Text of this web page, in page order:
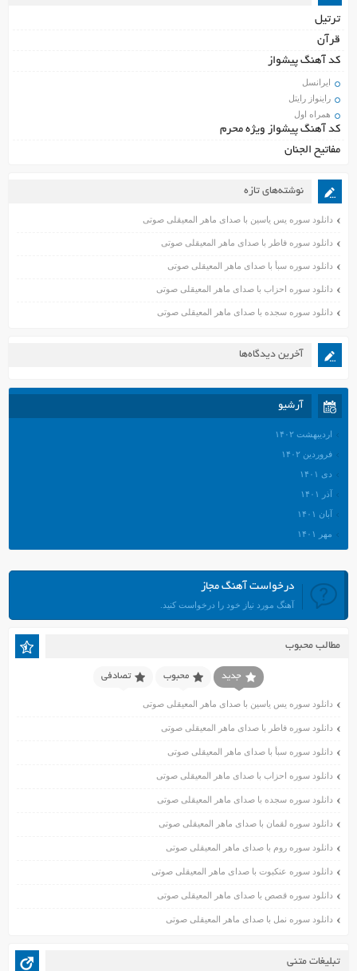
ترتیل
قرآن
کد آهنگ پیشواز
ایرانسل
راینواز رایتل
همراه اول
کد آهنگ پیشواز ویژه محرم
مفاتیح الجنان
نوشته‌های تازه
دانلود سوره یس یاسین با صدای ماهر المعیقلی صوتی
دانلود سوره فاطر با صدای ماهر المعیقلی صوتی
دانلود سوره سبأ با صدای ماهر المعیقلی صوتی
دانلود سوره احزاب با صدای ماهر المعیقلی صوتی
دانلود سوره سجده با صدای ماهر المعیقلی صوتی
آخرین دیدگاه‌ها
آرشیو
اردیبهشت ۱۴۰۲
فروردین ۱۴۰۲
دی ۱۴۰۱
آذر ۱۴۰۱
آبان ۱۴۰۱
مهر ۱۴۰۱
مرداد ۱۴۰۱
تیر ۱۴۰۱
فروردین ۱۴۰۱
آذر ۱۴۰۰
آبان ۱۴۰۰
اسفند ۱۳۹۹
آبان ۱۳۹۹
مهر ۱۳۹۹
مرداد ۱۳۹۹
درخواست آهنگ مجاز
آهنگ مورد نیاز خود را درخواست کنید.
مطالب محبوب
جدید محبوب تصادفی
دانلود سوره یس یاسین با صدای ماهر المعیقلی صوتی
دانلود سوره فاطر با صدای ماهر المعیقلی صوتی
دانلود سوره سبأ با صدای ماهر المعیقلی صوتی
دانلود سوره احزاب با صدای ماهر المعیقلی صوتی
دانلود سوره سجده با صدای ماهر المعیقلی صوتی
دانلود سوره لقمان با صدای ماهر المعیقلی صوتی
دانلود سوره روم با صدای ماهر المعیقلی صوتی
دانلود سوره عنکبوت با صدای ماهر المعیقلی صوتی
دانلود سوره قصص با صدای ماهر المعیقلی صوتی
دانلود سوره نمل با صدای ماهر المعیقلی صوتی
تبلیغات متنی